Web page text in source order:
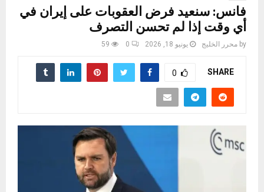
فانس: سنعيد فرض العقوبات على إيران في
أي وقت إذا لم تحسن التصرف
by محرر الخليج يونيو 18, 2026 0
59
SHARE
0